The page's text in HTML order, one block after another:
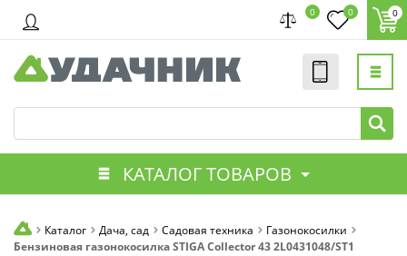
0 0 0
КАТАЛОГ ТОВАРОВ
Каталог Дача, сад Садовая техника
Газонокосилки
Бензиновая газонокосилка STIGA Collector 43 2L0431048/ST1